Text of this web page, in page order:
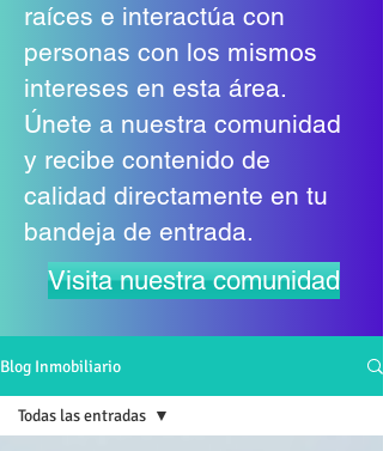
raíces e interactúa con
personas con los mismos
intereses en esta área.
Únete a nuestra comunidad
y recibe contenido de
calidad directamente en tu
bandeja de entrada.
Visita nuestra comunidad
Blog Inmobiliario
Todas las entradas